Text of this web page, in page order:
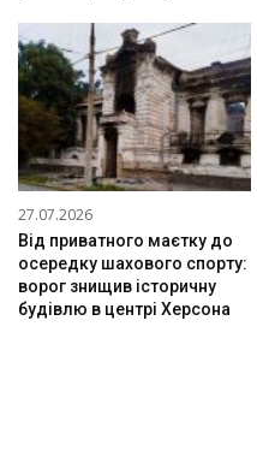
27.07.2026
Від приватного маєтку до
осередку шахового спорту:
ворог знищив історичну
будівлю в центрі Херсона